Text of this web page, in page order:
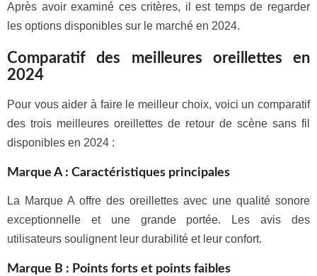
Après avoir examiné ces critères, il est temps de regarder
les options disponibles sur le marché en 2024.
Comparatif des meilleures oreillettes en
2024
Pour vous aider à faire le meilleur choix, voici un comparatif
des trois meilleures oreillettes de retour de scène sans fil
disponibles en 2024 :
Marque A : Caractéristiques principales
La Marque A offre des oreillettes avec une qualité sonore
exceptionnelle et une grande portée. Les avis des
utilisateurs soulignent leur durabilité et leur confort.
Marque B : Points forts et points faibles